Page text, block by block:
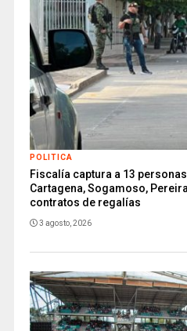
POLITICA
Fiscalía captura a 13
Cartagena, Sogamoso,
contratos de regalías
3 agosto, 2026